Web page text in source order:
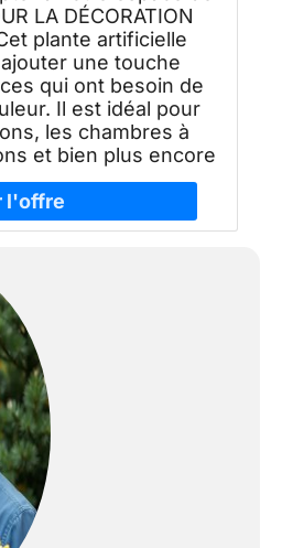
LA DÉCORATION
plante artificielle
une touche
qui ont besoin de
Il est idéal pour
les chambres à
et bien plus encore